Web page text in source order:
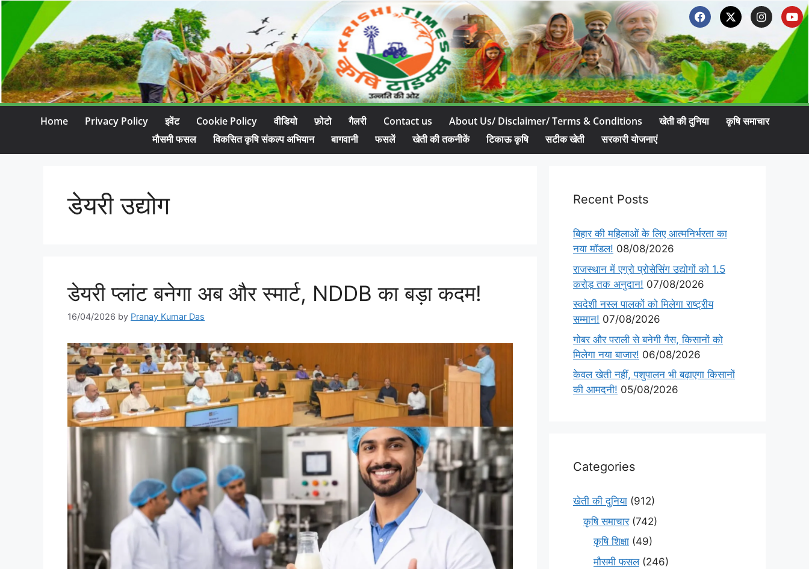
Home Privacy Policy इवेंट Cookie Policy वीडियो फ़ोटो गैलरी Contact us About Us/ Disclaimer/ Terms & Conditions खेती की दुनिया
कृषि समाचार
मौसमी फसल
विकसित कृषि संकल्प अभियान बागवानी फसलें खेती की तकनीकें टिकाऊ कृषि सटीक खेती सरकारी योजनाएं
डेयरी उद्योग
डेयरी प्लांट बनेगा अब और स्मार्ट, NDDB का बड़ा कदम!
16/04/2026 by Pranay Kumar Das
Recent Posts
बिहार की महिलाओं के लिए आत्मनिर्भरता का
नया मॉडल! 08/08/2026
राजस्थान में एग्रो प्रोसेसिंग उद्योगों को 1.5
करोड़ तक अनुदान! 07/08/2026
स्वदेशी नस्ल पालकों को मिलेगा राष्ट्रीय
सम्मान! 07/08/2026
गोबर और पराली से बनेगी गैस, किसानों को
मिलेगा नया बाजार! 06/08/2026
केवल खेती नहीं, पशुपालन भी बढ़ाएगा किसानों
की आमदनी! 05/08/2026
Categories
खेती की दुनिया (912)
कृषि समाचार(742)
कृषि शिक्षा (49)
मौसमी फसल(246)